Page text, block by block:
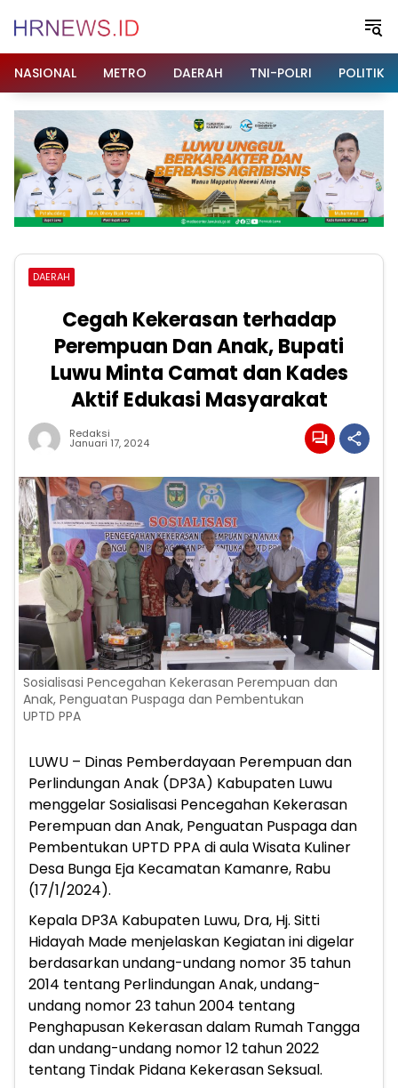
NASIONAL
METRO DAERAH TNI-POLRI POLITIK
DAERAH
Cegah Kekerasan terhadap
Perempuan Dan Anak, Bupati
Luwu Minta Camat dan Kades
Aktif Edukasi Masyarakat
Redaksi
Januari 17, 2024
Sosialisasi Pencegahan Kekerasan Perempuan dan
Anak, Penguatan Puspaga dan Pembentukan
UPTD PPA
LUWU – Dinas Pemberdayaan Perempuan dan
Perlindungan Anak (DP3A) Kabupaten Luwu
menggelar Sosialisasi Pencegahan Kekerasan
Perempuan dan Anak, Penguatan Puspaga dan
Pembentukan UPTD PPA di aula Wisata Kuliner
Desa Bunga Eja Kecamatan Kamanre, Rabu
(17/1/2024).
Kepala DP3A Kabupaten Luwu, Dra, Hj. Sitti
Hidayah Made menjelaskan Kegiatan ini digelar
berdasarkan undang-undang nomor 35 tahun
2014 tentang Perlindungan Anak, undang-
undang nomor 23 tahun 2004 tentang
Penghapusan Kekerasan dalam Rumah Tangga
dan undang-undang nomor 12 tahun 2022
tentang Tindak Pidana Kekerasan Seksual.